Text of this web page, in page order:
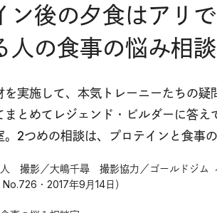
ン後の夕食はアリ
人の食事の悩み相
を実施して、本気トレーニーたちの
まとめてレジェンド・ビルダーに答
。2つめの相談は、プロテインと食事
人 撮影／大嶋千尋 撮影協力／ゴールドジム
No.726・2017年9月14日）